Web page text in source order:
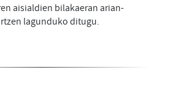
aisialdien bilakaeran arian-
lagunduko ditugu.